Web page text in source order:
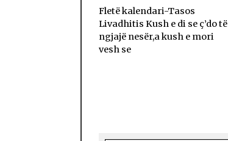
Fletë kalendari-Tasos
Livadhitis Kush e di se ç’do të
ngjajë nesër,a kush e mori
vesh se